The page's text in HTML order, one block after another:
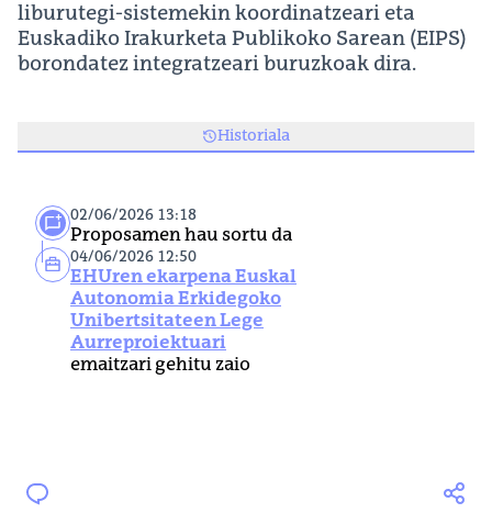
liburutegi-sistemekin koordinatzeari eta
Euskadiko Irakurketa Publikoko Sarean (EIPS)
borondatez integratzeari buruzkoak dira.
Historiala
02/06/2026 13:18
Proposamen hau sortu da
04/06/2026 12:50
EHUren ekarpena Euskal
Autonomia Erkidegoko
Unibertsitateen Lege
Aurreproiektuari
emaitzari gehitu zaio